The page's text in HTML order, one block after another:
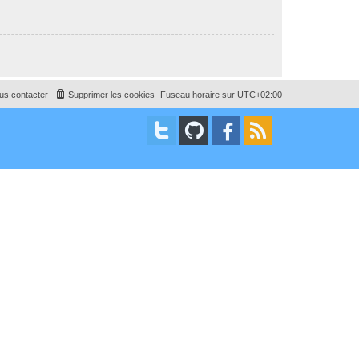
Fuseau horaire sur UTC+02:00
Supprimer les cookies
contacter